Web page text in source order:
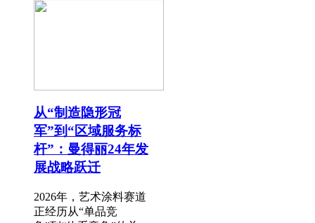
从“制造隐形冠
军”到“区域服务标
杆”：曼得丽24年发
展战略跃迁
2026年，艺术涂料赛道
正经历从“单品竞